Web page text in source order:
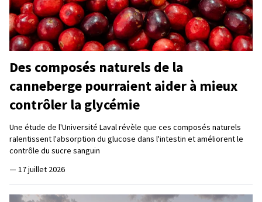
Des composés naturels de la
canneberge pourraient aider à mieux
contrôler la glycémie
Une étude de l'Université Laval révèle que ces composés naturels
ralentissent l'absorption du glucose dans l'intestin et améliorent le
contrôle du sucre sanguin
— 17 juillet 2026